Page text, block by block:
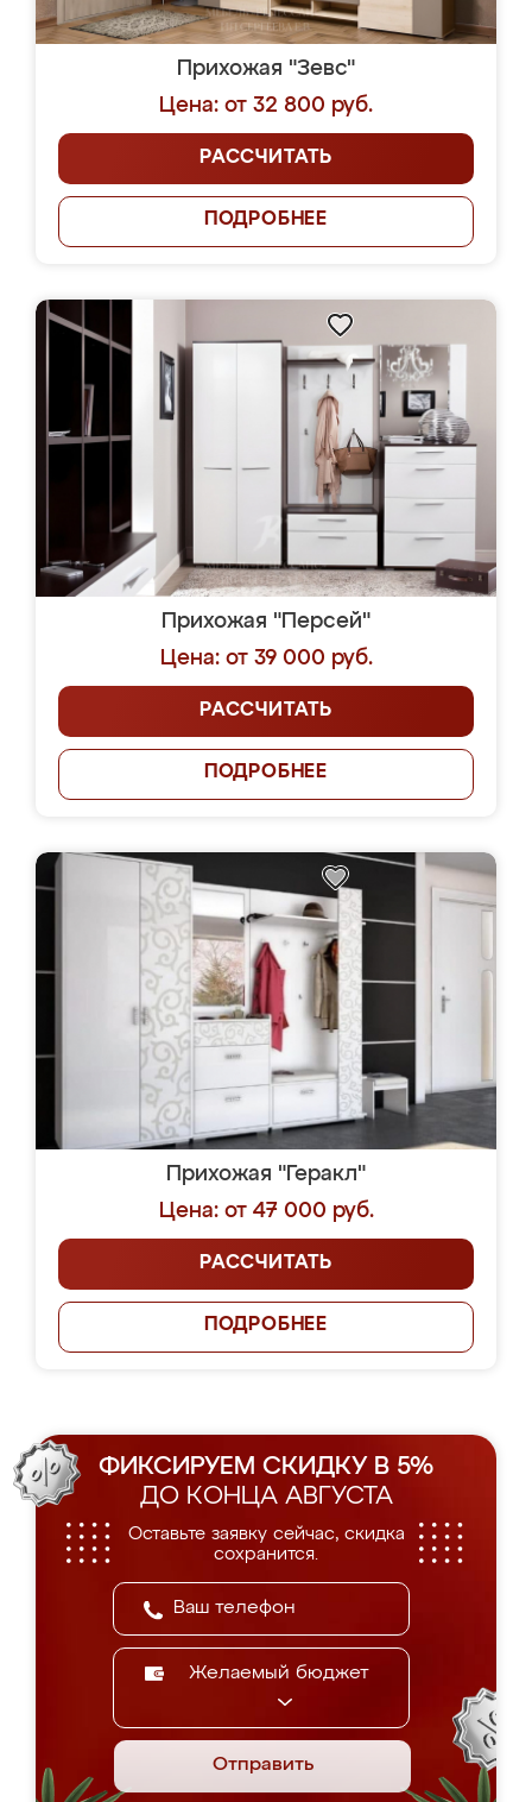
Прихожая "Зевс"
Цена: от 32 800 руб.
РАССЧИТАТЬ
ПОДРОБНЕЕ
Прихожая "Персей"
Цена: от 39 000 руб.
РАССЧИТАТЬ
ПОДРОБНЕЕ
Прихожая "Геракл"
Цена: от 47 000 руб.
РАССЧИТАТЬ
ПОДРОБНЕЕ
ФИКСИРУЕМ СКИДКУ В 5%
ДО КОНЦА АВГУСТА
Оставьте заявку сейчас, скидка
сохранится.
Желаемый бюджет
Отправить